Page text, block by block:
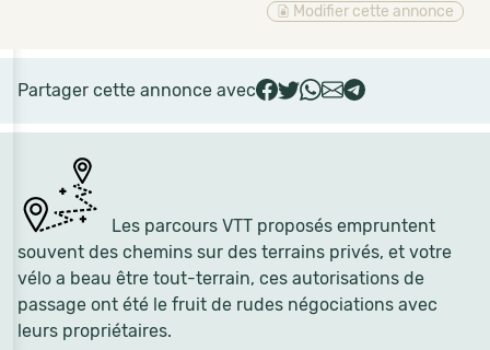
Les parcours VTT proposés empruntent
souvent des chemins sur des terrains privés, et votre
vélo a beau être tout-terrain, ces autorisations de
passage ont été le fruit de rudes négociations avec
leurs propriétaires.
Modifier cette annonce
Partager cette annonce avec